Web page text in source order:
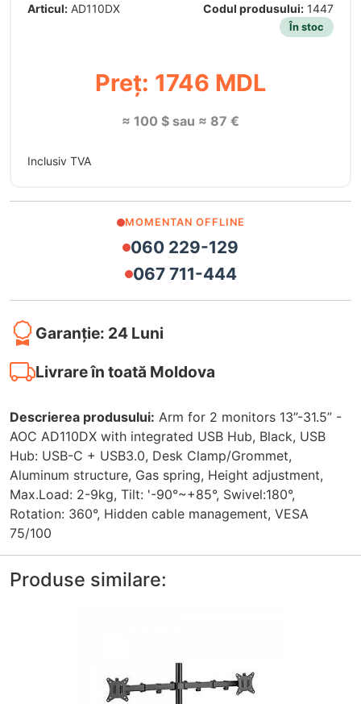
Articul: AD110DX Codul produsului: 1447
În stoc
Preț: 1746 MDL
≈ 100 $ sau ≈ 87 €
Inclusiv TVA
MOMENTAN OFFLINE
060 229-129
067 711-444
Garanție: 24 Luni
Livrare în toată Moldova
Descrierea produsului: Arm for 2 monitors 13”-31.5” -
AOC AD110DX with integrated USB Hub, Black, USB
Hub: USB-C + USB3.0, Desk Clamp/Grommet,
Aluminum structure, Gas spring, Height adjustment,
Max.Load: 2-9kg, Tilt: '-90°~+85°, Swivel:180°,
Rotation: 360°, Hidden cable management, VESA
75/100
Produse similare: